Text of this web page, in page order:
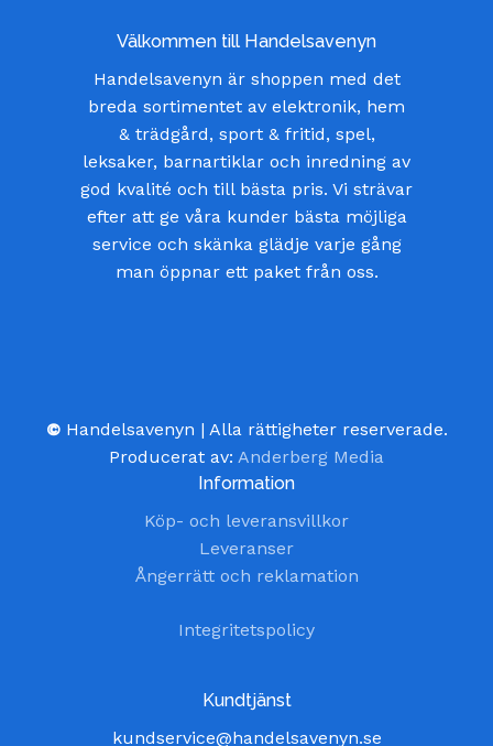
Välkommen till Handelsavenyn
Handelsavenyn är shoppen med det
breda sortimentet av elektronik, hem
& trädgård, sport & fritid, spel,
leksaker, barnartiklar och inredning av
god kvalité och till bästa pris. Vi strävar
efter att ge våra kunder bästa möjliga
service och skänka glädje varje gång
man öppnar ett paket från oss.
© Handelsavenyn | Alla rättigheter reserverade.
Producerat av: Anderberg Media
Information
Köp- och leveransvillkor
Leveranser
Ångerrätt och reklamation
Integritetspolicy
Kundtjänst
kundservice@handelsavenyn.se